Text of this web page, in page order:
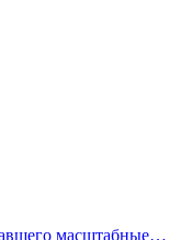
масштабные…